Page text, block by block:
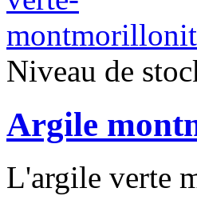
Niveau de
Argile
L'argile verte